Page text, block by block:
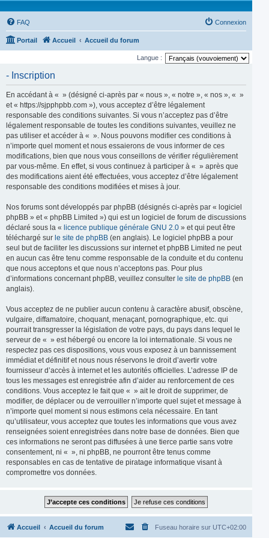
FAQ Connexion
Portail Accueil Accueil du forum
Langue :
- Inscription
En accédant à « » (désigné ci-après par « nous », « notre », « nos », « »
et « https://sjpphpbb.com »), vous acceptez d’être légalement
responsable des conditions suivantes. Si vous n’acceptez pas d’être
légalement responsable de toutes les conditions suivantes, veuillez ne
pas utiliser et accéder à « ». Nous pouvons modifier ces conditions à
n’importe quel moment et nous essaierons de vous informer de ces
modifications, bien que nous vous conseillons de vérifier régulièrement
par vous-même. En effet, si vous continuez à participer à « » après que
des modifications aient été effectuées, vous acceptez d’être légalement
responsable des conditions modifiées et mises à jour.
Nos forums sont développés par phpBB (désignés ci-après par « logiciel
phpBB » et « phpBB Limited ») qui est un logiciel de forum de discussions
déclaré sous la « licence publique générale GNU 2.0 » et qui peut être
téléchargé sur le site de phpBB (en anglais). Le logiciel phpBB a pour
seul but de faciliter les discussions sur internet et phpBB Limited ne peut
en aucun cas être tenu comme responsable de la conduite et du contenu
que nous acceptons et que nous n’acceptons pas. Pour plus
d’informations concernant phpBB, veuillez consulter le site de phpBB (en
anglais).
Vous acceptez de ne publier aucun contenu à caractère abusif, obscène,
vulgaire, diffamatoire, choquant, menaçant, pornographique, etc. qui
pourrait transgresser la législation de votre pays, du pays dans lequel le
serveur de « » est hébergé ou encore la loi internationale. Si vous ne
respectez pas ces dispositions, vous vous exposez à un bannissement
immédiat et définitif et nous nous réservons le droit d’avertir votre
fournisseur d’accès à internet et les autorités officielles. L’adresse IP de
tous les messages est enregistrée afin d’aider au renforcement de ces
conditions. Vous acceptez le fait que « » ait le droit de supprimer, de
modifier, de déplacer ou de verrouiller n’importe quel sujet et message à
n’importe quel moment si nous estimons cela nécessaire. En tant
qu’utilisateur, vous acceptez que toutes les informations que vous avez
renseignées soient enregistrées dans notre base de données. Bien que
ces informations ne seront pas diffusées à une tierce partie sans votre
consentement, ni « », ni phpBB, ne pourront être tenus comme
responsables en cas de tentative de piratage informatique visant à
compromettre vos données.
Accueil Accueil du forum Fuseau horaire sur UTC+02:00